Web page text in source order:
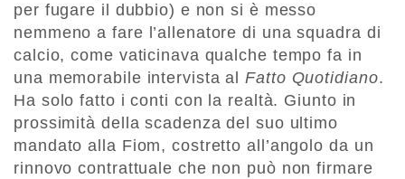
per fugare il dubbio) e non si è messo
nemmeno a fare l’allenatore di una squadra di
calcio, come vaticinava qualche tempo fa in
una memorabile intervista alFatto Quotidiano.
Ha solo fatto i conti con la realtà. Giunto in
prossimità della scadenza del suo ultimo
mandato alla Fiom, costretto all’angolo da un
rinnovo contrattuale che non può non firmare